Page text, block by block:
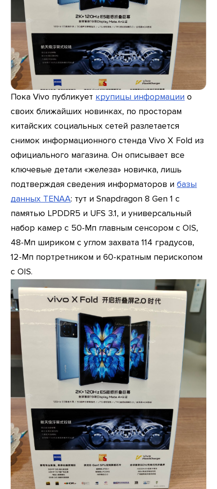
Пока Vivo публикует крупицы информации о
своих ближайших новинках, по просторам
китайских социальных сетей разлетается
снимок информационного стенда Vivo X Fold из
официального магазина. Он описывает все
ключевые детали «железа» новичка, лишь
подтверждая сведения информаторов ибазы
данных TENAA: тут и Snapdragon 8 Gen 1 с
памятью LPDDR5 и UFS 3.1, и универсальный
набор камер с 50-Мп главным сенсором с OIS,
48-Мп шириком с углом захвата 114 градусов,
12-Мп портретником и 60-кратным перископом
с OIS.